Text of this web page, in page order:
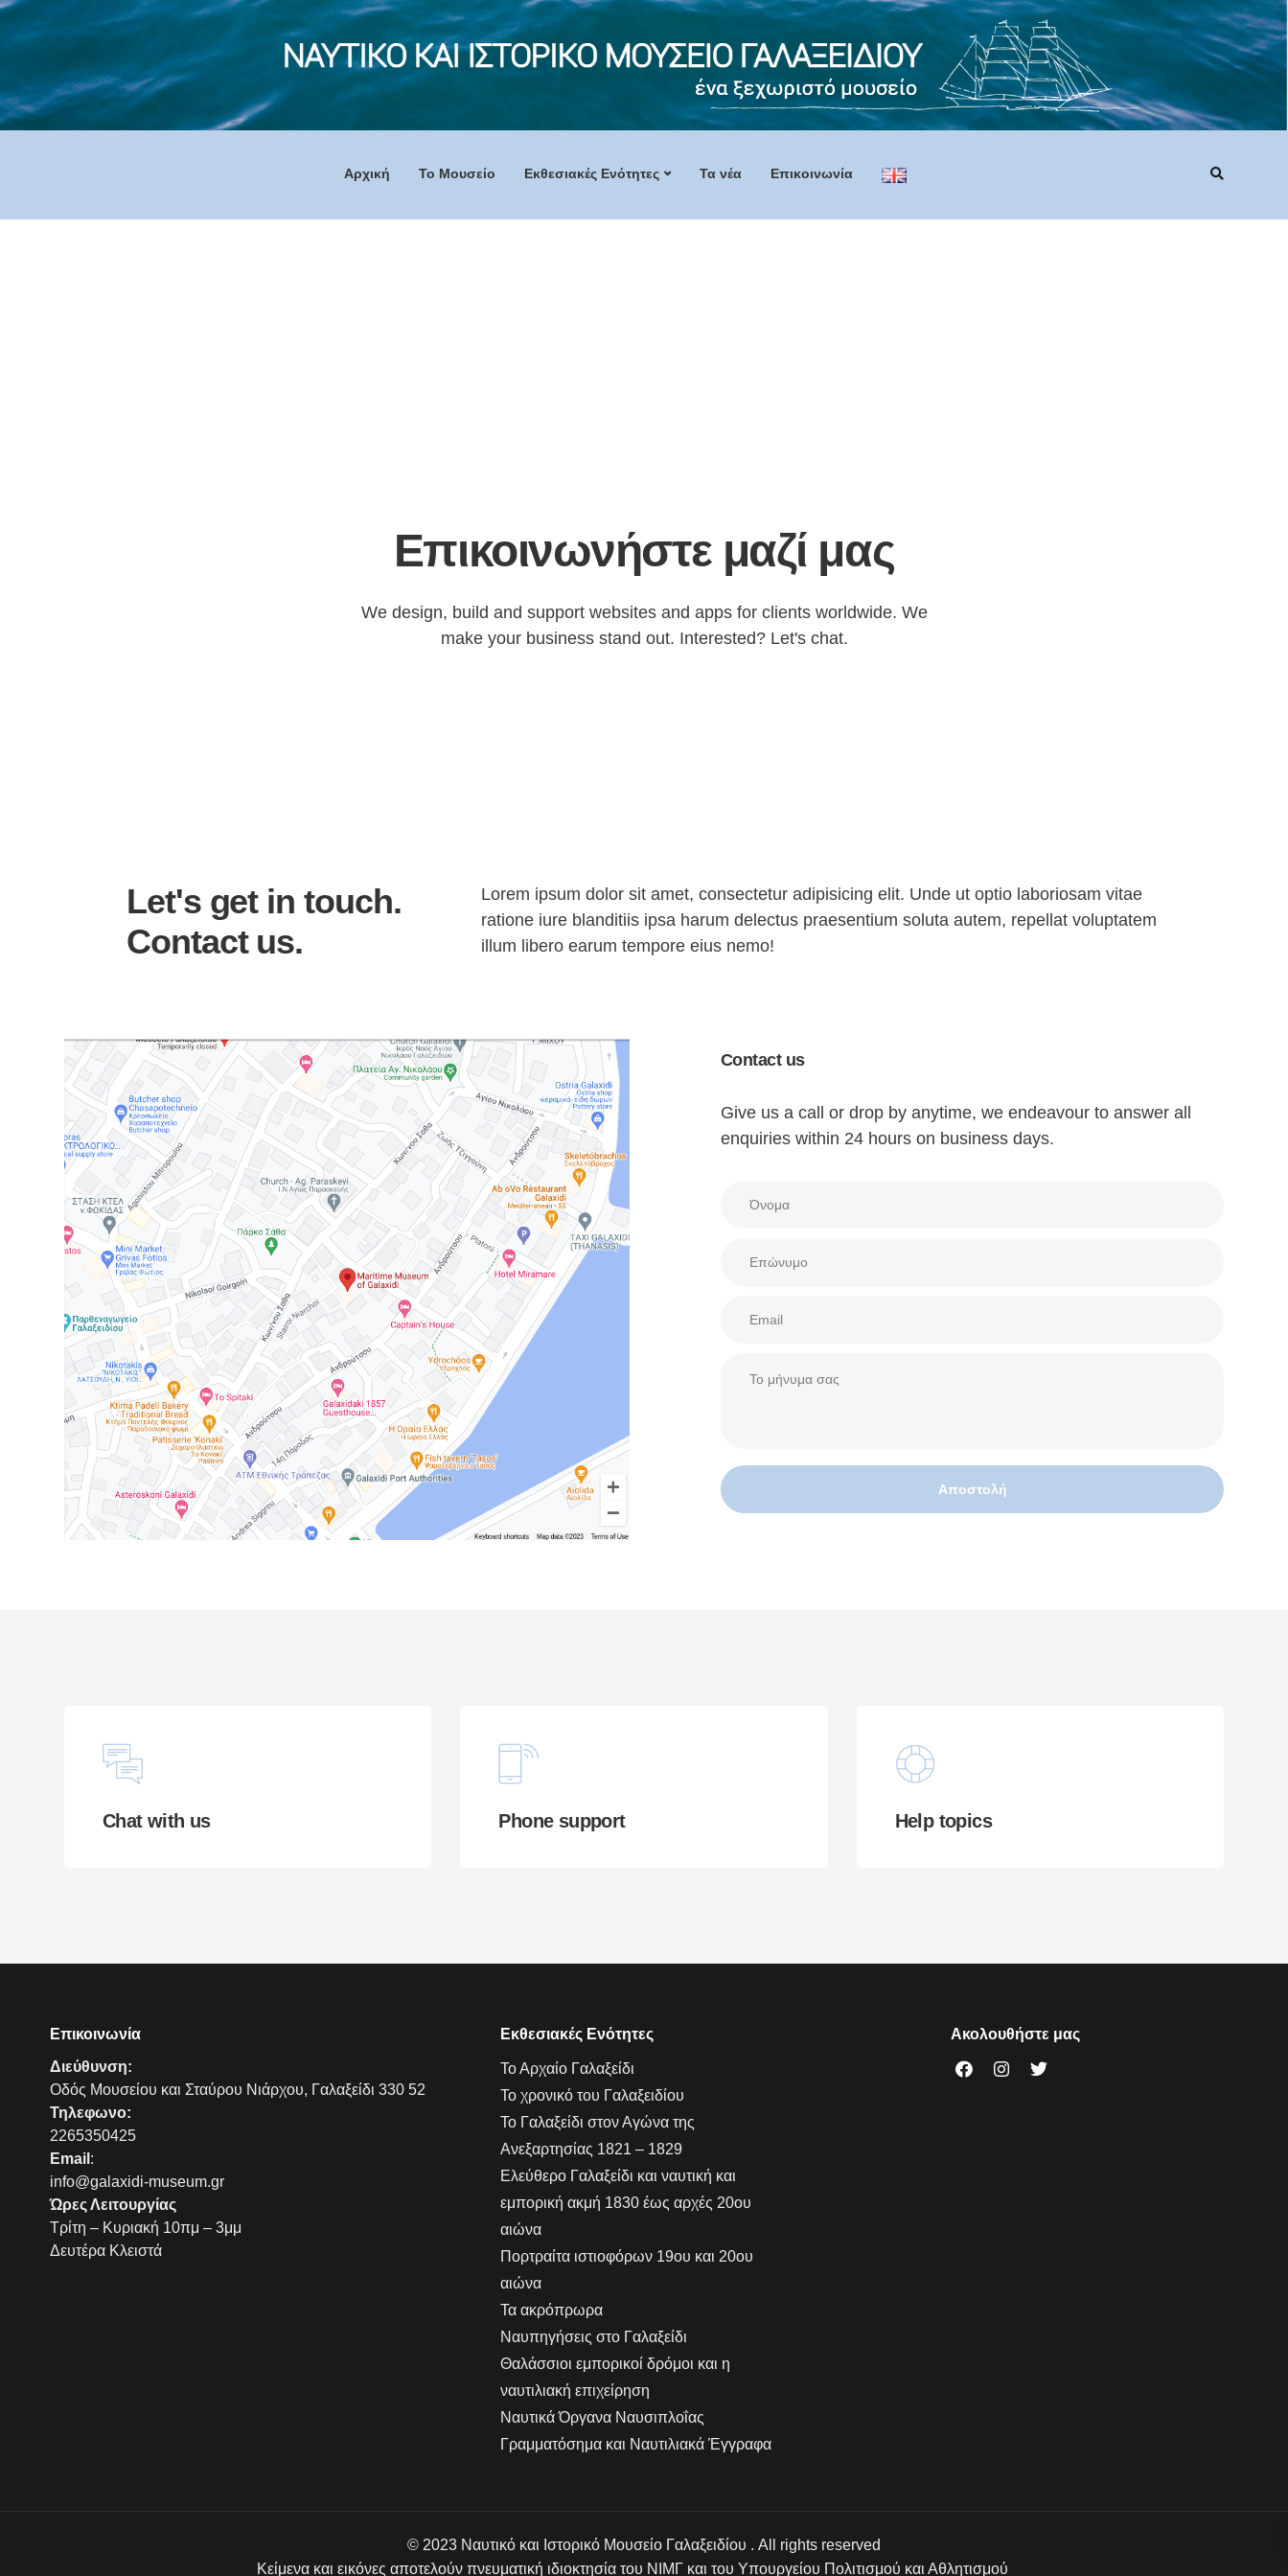
Αρχική Το Mουσείο Εκθεσιακές Ενότητες Τα νέα Επικοινωνία
Επικοινωνήστε μαζί μας
We design, build and support websites and apps for clients worldwide. We
make your business stand out. Interested? Let's chat.
Let's get in touch.
Contact us.
Lorem ipsum dolor sit amet, consectetur adipisicing elit. Unde ut optio laboriosam vitae
ratione iure blanditiis ipsa harum delectus praesentium soluta autem, repellat voluptatem
illum libero earum tempore eius nemo!
Contact us
Give us a call or drop by anytime, we endeavour to answer all
enquiries within 24 hours on business days.
Chat with us Phone support Help topics
Επικοινωνία
Διεύθυνση:
Οδός Μουσείου και Σταύρου Νιάρχου, Γαλαξείδι 330 52
Τηλεφωνο:
2265350425
Email :
info@galaxidi-museum.gr
Ώρες Λειτουργίας
Τρίτη – Κυριακή 10πμ – 3μμ
Δευτέρα Κλειστά
Εκθεσιακές Ενότητες
Το Αρχαίο Γαλαξείδι
Το χρονικό του Γαλαξειδίου
Το Γαλαξείδι στον Αγώνα της
Ανεξαρτησίας 1821 – 1829
Ελεύθερο Γαλαξείδι και ναυτική και
εμπορική ακμή 1830 έως αρχές 20ου
αιώνα
Πορτραίτα ιστιοφόρων 19ου και 20ου
αιώνα
Τα ακρόπρωρα
Ναυπηγήσεις στο Γαλαξείδι
Θαλάσσιοι εμπορικοί δρόμοι και η
ναυτιλιακή επιχείρηση
Ναυτικά Όργανα Ναυσιπλοΐας
Γραμματόσημα και Ναυτιλιακά Έγγραφα
Ακολουθήστε μας
© 2023 Ναυτικό και Ιστορικό Μουσείο Γαλαξειδίου . All rights reserved
Κείμενα και εικόνες αποτελούν πνευματική ιδιοκτησία του ΝΙΜΓ και του Υπουργείου Πολιτισμού και Αθλητισμού